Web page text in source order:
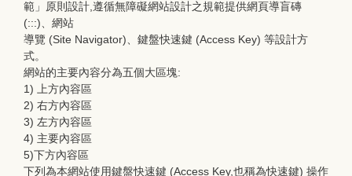
範」原則設計,遵循無障礙網站設計之規範提供網頁導盲磚
(:::)、網站
導覽 (Site Navigator)、鍵盤快速鍵 (Access Key) 等設計方
式。
網站的主要內容分為五個大區塊:
1) 上方內容區
2) 右方內容區
3) 左方內容區
4) 主要內容區
5)下方內容區
下列為本網站使用鍵盤快速鍵 (Access Key,也稱為快速鍵) 操作